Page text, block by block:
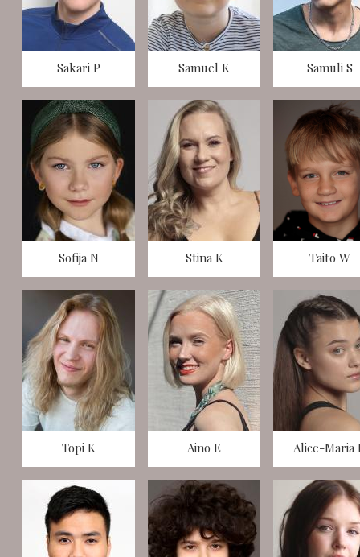
Sakari P Samuel K Samuli S
Sofija N Stina K Taito W
Topi K Aino E Alice-Maria